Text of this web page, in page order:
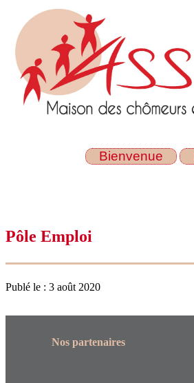
Bienvenue
Pôle Emploi
Publé le : 3 août 2020
Nos partenaires